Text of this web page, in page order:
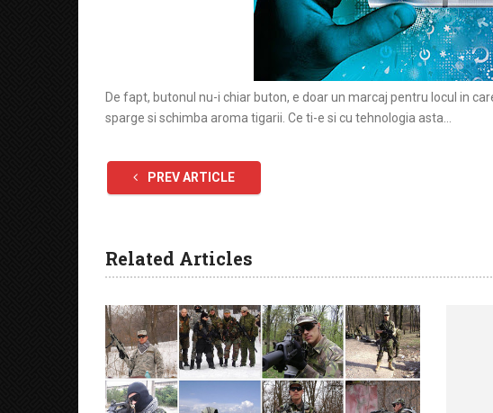
De fapt, butonul nu-i chiar buton, e doar un marcaj pentru locul in
sparge si schimba aroma tigarii. Ce ti-e si cu tehnologia asta…
PREV ARTICLE
Related Articles